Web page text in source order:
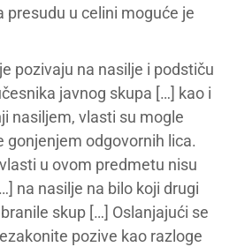
presudu u celini moguće je
pozivaju na nasilje i podstiču
javnog skupa […] kao i
nasiljem, vlasti su mogle
gonjenjem odgovornih lica.
u ovom predmetu nisu
na nasilje na bilo koji drugi
skup […] Oslanjajući se
pozive kao razloge